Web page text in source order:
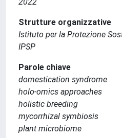
Strutture organizzative
Istituto per la Protezione
IPSP
Parole chiave
domestication syndrome
holo-omics approaches
holistic breeding
mycorrhizal symbiosis
plant microbiome